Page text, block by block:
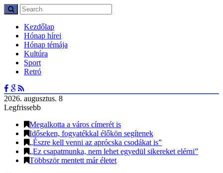
Kezdőlap
Hónap hírei
Hónap témája
Kultúra
Sport
Retró
2026. augusztus. 8
Legfrissebb
Megalkotta a város címerét is
Időseken, fogyatékkal élőkön segítenek
„Észre kell venni az aprócska csodákat is”
„Ez csapatmunka, nem lehet egyedül sikereket elérni”
Többször mentett már életet